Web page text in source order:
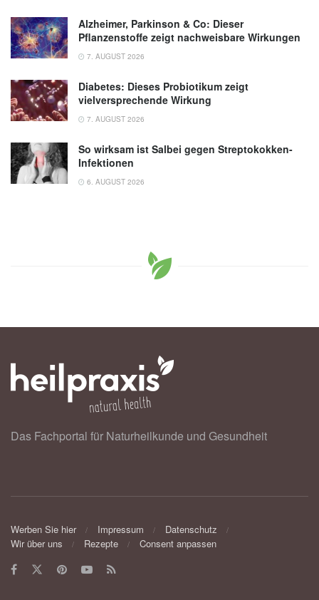
Alzheimer, Parkinson & Co: Dieser
Pflanzenstoffe zeigt nachweisbare Wirkungen
7. AUGUST 2026
Diabetes: Dieses Probiotikum zeigt
vielversprechende Wirkung
7. AUGUST 2026
So wirksam ist Salbei gegen Streptokokken-
Infektionen
6. AUGUST 2026
Das Fachportal für Naturheilkunde und Gesundheit
Werben Sie hier Impressum
Datenschutz
Wir über uns
Rezepte Consent anpassen